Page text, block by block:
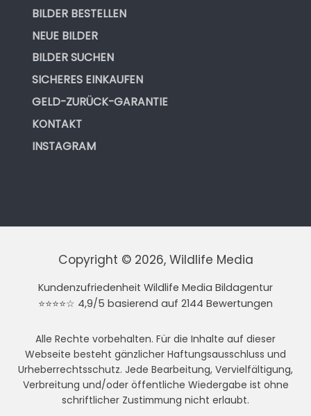
BILDER BESTELLEN
NEUE BILDER
BILDER SUCHEN
SICHERES EINKAUFEN
GELD-ZURÜCK-GARANTIE
KONTAKT
INSTAGRAM
Copyright © 2026, Wildlife Media
Kundenzufriedenheit Wildlife Media Bildagentur
⭐⭐⭐⭐☆ 4,9/5 basierend auf 2144 Bewertungen
Alle Rechte vorbehalten. Für die Inhalte auf dieser
Webseite besteht gänzlicher Haftungsausschluss und
Urheberrechtsschutz. Jede Bearbeitung, Vervielfältigung,
Verbreitung und/oder öffentliche Wiedergabe ist ohne
schriftlicher Zustimmung nicht erlaubt.